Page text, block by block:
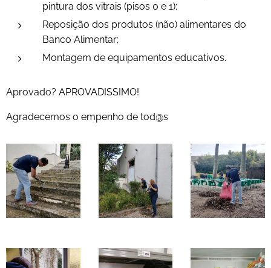
pintura dos vitrais (pisos 0 e 1);
Reposição dos produtos (não) alimentares do
Banco Alimentar;
Montagem de equipamentos educativos.
Aprovado? APROVADISSIMO!
Agradecemos o empenho de tod@s